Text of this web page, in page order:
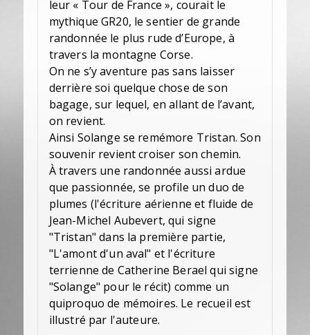
leur « Tour de France », courait le
mythique GR20, le sentier de grande
randonnée le plus rude d’Europe, à
travers la montagne Corse.
On ne s’y aventure pas sans laisser
derrière soi quelque chose de son
bagage, sur lequel, en allant de l’avant,
on revient.
Ainsi Solange se remémore Tristan. Son
souvenir revient croiser son chemin.
À travers une randonnée aussi ardue
que passionnée, se profile un duo de
plumes (l'écriture aérienne et fluide de
Jean-Michel Aubevert, qui signe
"Tristan" dans la première partie,
"L'amont d'un aval" et l'écriture
terrienne de Catherine Berael qui signe
"Solange" pour le récit) comme un
quiproquo de mémoires. Le recueil est
illustré par l'auteure.